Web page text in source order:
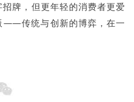
牌，但更年轻的消费者更爱
——传统与创新的博弈，在一